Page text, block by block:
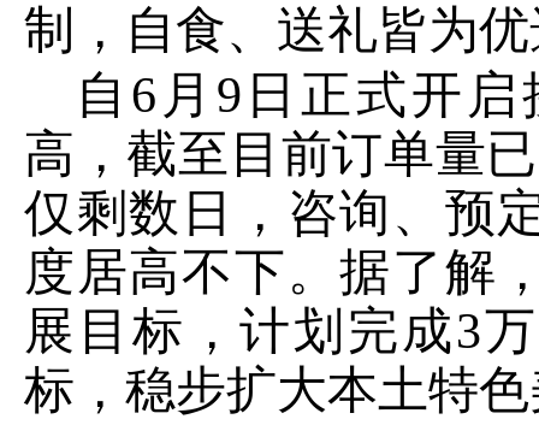
制，自食、送礼皆为
自 6月9日正式开
高，截至目前订单量
仅剩数日，咨询、预
度居高不下。据了解
展目标，计划完成3
标，稳步扩大本土特